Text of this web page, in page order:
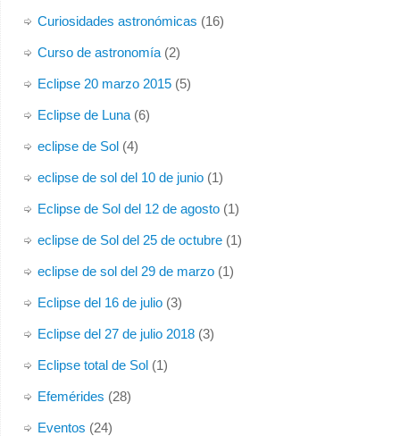
Curiosidades astronómicas (16)
Curso de astronomía(2)
Eclipse 20 marzo 2015(5)
Eclipse de Luna(6)
eclipse de Sol(4)
eclipse de sol del 10 de junio(1)
Eclipse de Sol del 12 de agosto(1)
eclipse de Sol del 25 de octubre(1)
eclipse de sol del 29 de marzo(1)
Eclipse del 16 de julio(3)
Eclipse del 27 de julio 2018(3)
Eclipse total de Sol(1)
Efemérides (28)
Eventos (24)